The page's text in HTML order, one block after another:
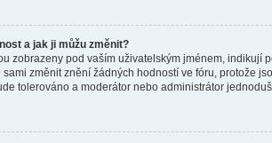
a jak ji můžu změnit?
zobrazeny pod vaším uživatelským jménem, indikují
změnit znění žádných hodností ve fóru, protože
tolerováno a moderátor nebo administrátor